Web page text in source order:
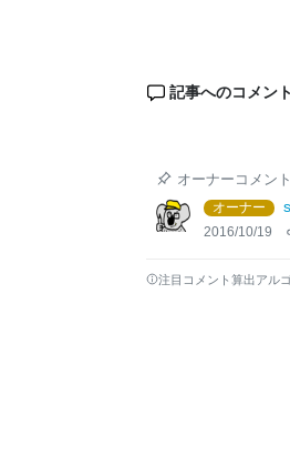
記事へのコメント
オーナーコメン
オーナー
2016/10/19
注目コメント算出アル